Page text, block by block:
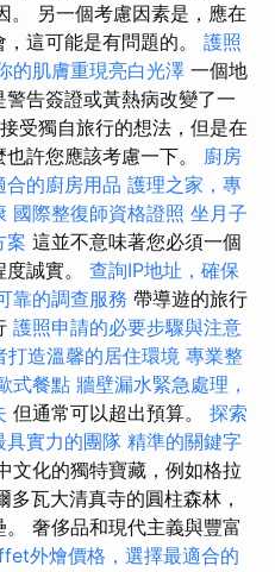
另一個考慮因素是，應在
這可能是有問題的。 護照
的肌膚重現亮白光澤 一個地
告簽證或黃熱病改變了一
受獨自旅行的想法，但是在
許您應該考慮一下。 廚房
的廚房用品 護理之家，專
國際整復師資格證照 坐月子
案 這並不意味著您必須一個
誠實。 查詢IP地址，確保
靠的調查服務 帶導遊的旅行
護照申請的必要步驟與注意
打造溫馨的居住環境 專業整
式餐點 牆壁漏水緊急處理，
但通常可以超出預算。 探索
具實力的團隊 精準的關鍵字
文化的獨特寶藏，例如格拉
多瓦大清真寺的圓柱森林，
奢侈品和現代主義與豐富
外燴價格，選擇最適合的